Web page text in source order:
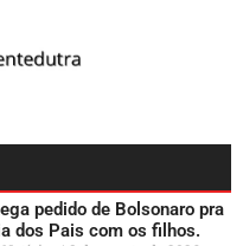
pedido de Bolsonaro pra
dos Pais com os filhos.